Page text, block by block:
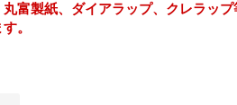
富製紙、ダイアラップ、クレラッ
。